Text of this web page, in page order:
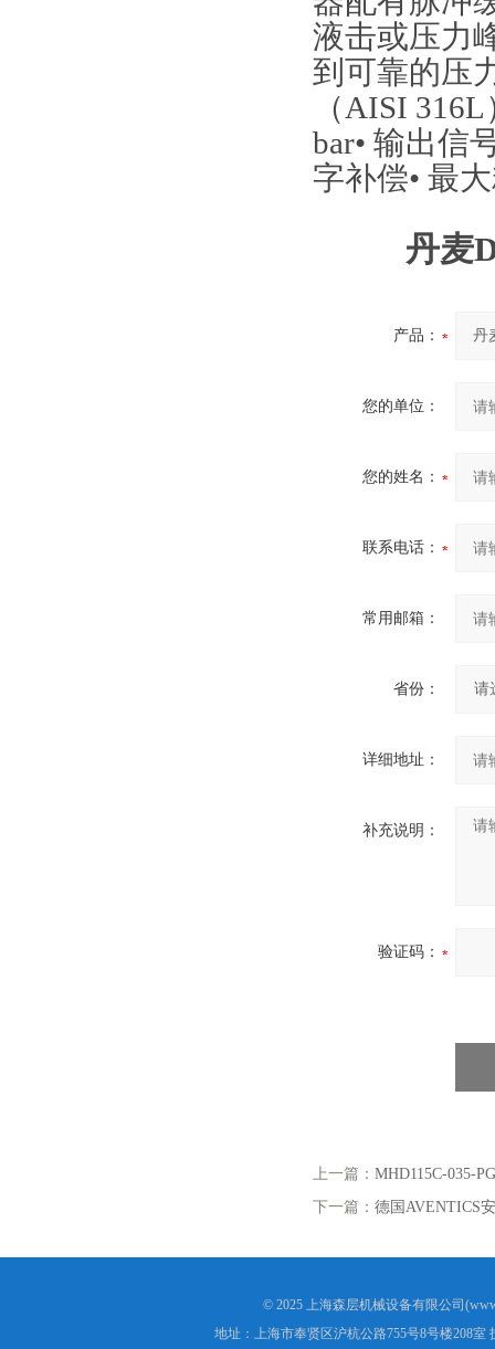
液击或压力
到可靠的压
（AISI
bar• 输出信
字补偿• 最
丹麦
产品：
您的单位：
您的姓名：
联系电话：
常用邮箱：
省份：
详细地址：
补充说明：
验证码：
上一篇： MHD115C-035-
下一篇： 德国AVENTICS
© 2025 上海森层机械设备有限公司
地址：上海市奉贤区沪杭公路755号8号楼208室